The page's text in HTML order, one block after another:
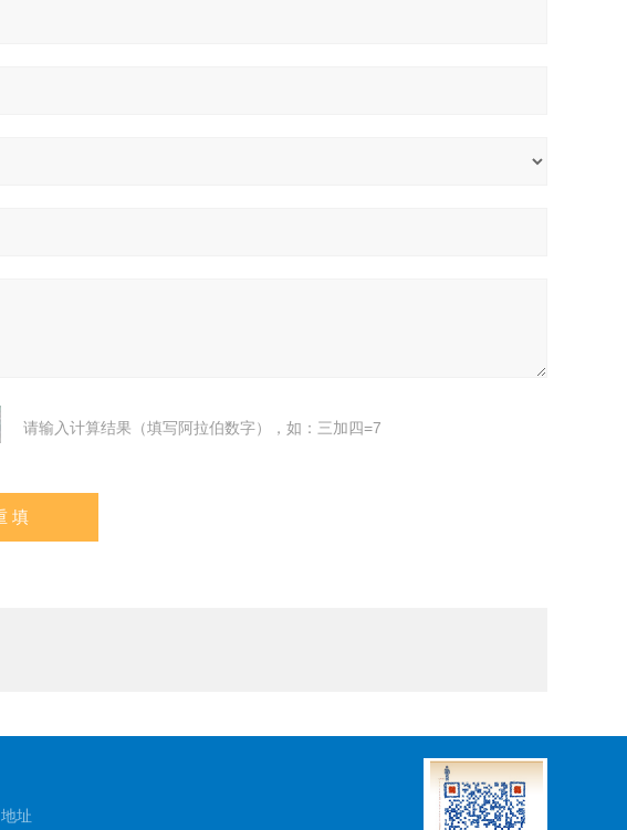
请输入计算结果（填写阿拉伯数字），如：三加四=7
地址